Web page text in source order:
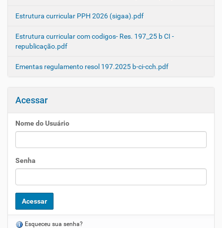
Estrutura curricular PPH 2026 (sigaa).pdf
Estrutura curricular com codigos- Res. 197_25 b CI -
republicação.pdf
Ementas regulamento resol 197.2025 b-ci-cch.pdf
Acessar
Nome do Usuário
Senha
Esqueceu sua senha?